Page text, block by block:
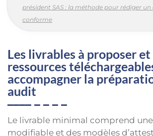
président SAS : la méthode pour rédiger
conforme
Les livrables à proposer et
ressources
accompagner la
audit
Le livrable minimal comprend
modifiable et des modèles